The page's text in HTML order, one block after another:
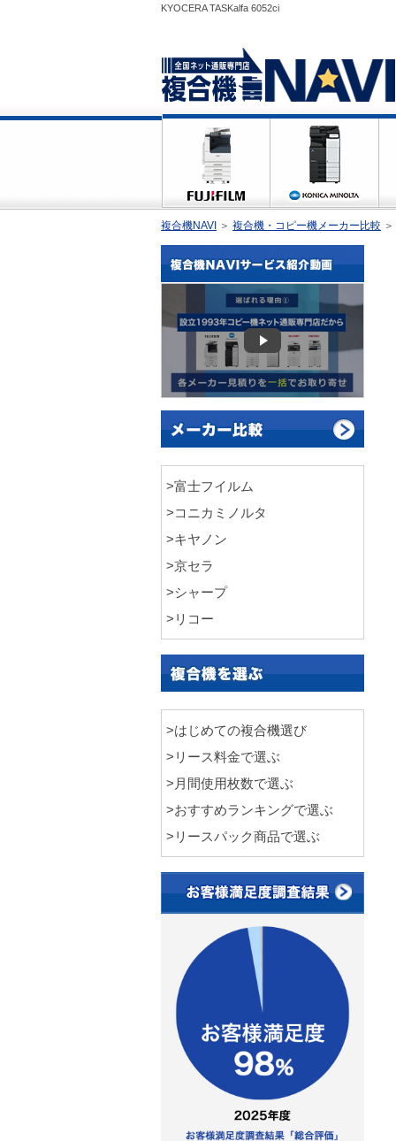
KYOCERA TASKalfa 6052ci
複合機NAVI ＞ 複合機・コピー機メーカー比較 ＞
>富士フイルム
>コニカミノルタ
>キヤノン
>京セラ
>シャープ
>リコー
>はじめての複合機選び
>リース料金で選ぶ
>月間使用枚数で選ぶ
>おすすめランキングで選ぶ
>リースパック商品で選ぶ